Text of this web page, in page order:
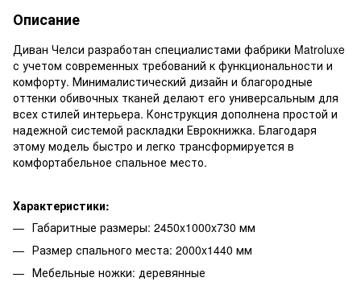
Описание
Диван Челси разработан специалистами фабрики Matroluxe
с учетом современных требований к функциональности и
комфорту. Минималистический дизайн и благородные
оттенки обивочных тканей делают его универсальным для
всех стилей интерьера. Конструкция дополнена простой и
надежной системой раскладки Еврокнижка. Благодаря
этому модель быстро и легко трансформируется в
комфортабельное спальное место.
Характеристики:
Габаритные размеры: 2450x1000x730 мм
Размер спального места: 2000x1440 мм
Мебельные ножки: деревянные